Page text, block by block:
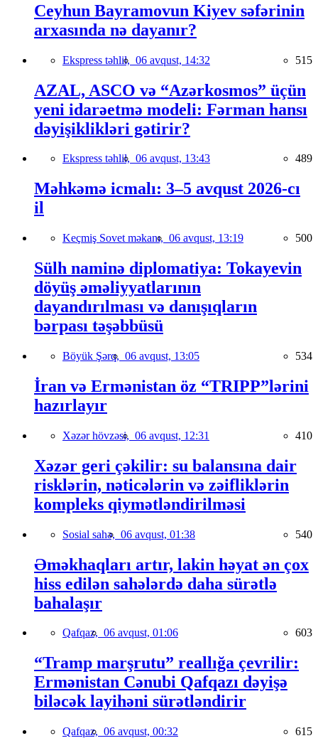
Ceyhun Bayramovun Kiyev səfərinin
arxasında nə dayanır?
Ekspress təhlil, 06 avqust, 14:32 515
AZAL, ASCO və “Azərkosmos” üçün
yeni idarəetmə modeli: Fərman hansı
dəyişiklikləri gətirir?
Ekspress təhlil, 06 avqust, 13:43 489
Məhkəmə icmalı: 3–5 avqust 2026-cı
il
Keçmiş Sovet məkanı, 06 avqust, 13:19 500
Sülh naminə diplomatiya: Tokayevin
döyüş əməliyyatlarının
dayandırılması və danışıqların
bərpası təşəbbüsü
Böyük Şərq, 06 avqust, 13:05 534
İran və Ermənistan öz “TRIPP”lərini
hazırlayır
Xəzər hövzəsi, 06 avqust, 12:31 410
Xəzər geri çəkilir: su balansına dair
risklərin, nəticələrin və zəifliklərin
kompleks qiymətləndirilməsi
Sosial sahə, 06 avqust, 01:38 540
Əməkhaqları artır, lakin həyat ən çox
hiss edilən sahələrdə daha sürətlə
bahalaşır
Qafqaz, 06 avqust, 01:06 603
“Tramp marşrutu” reallığa çevrilir:
Ermənistan Cənubi Qafqazı dəyişə
biləcək layihəni sürətləndirir
Qafqaz, 06 avqust, 00:32 615